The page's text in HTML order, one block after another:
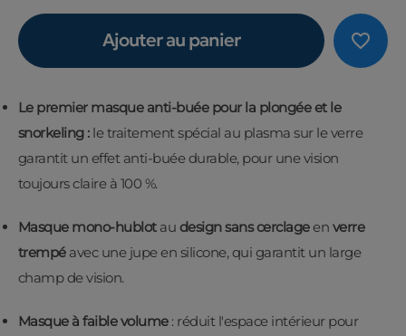
favorite_border
Ajouter au panier
Le premier masque anti-buée pour la plongée et le
snorkeling : le traitement spécial au plasma sur le verre
garantit un effet anti-buée durable, pour une vision
toujours claire à 100 %.
Masque mono-hublot au design sans cerclageen verre
trempéavec une jupe en silicone, qui garantit un large
champ de vision.
Masque à faible volume: réduit l'espace intérieur pour